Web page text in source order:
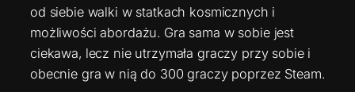
od siebie walki w statkach kosmicznych i
możliwości abordażu. Gra sama w sobie jest
ciekawa, lecz nie utrzymała graczy przy sobie i
obecnie gra w nią do 300 graczy poprzez Steam.